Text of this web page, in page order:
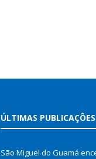
ÚLTIMAS PUBLICAÇÕES
São Miguel do Guamá